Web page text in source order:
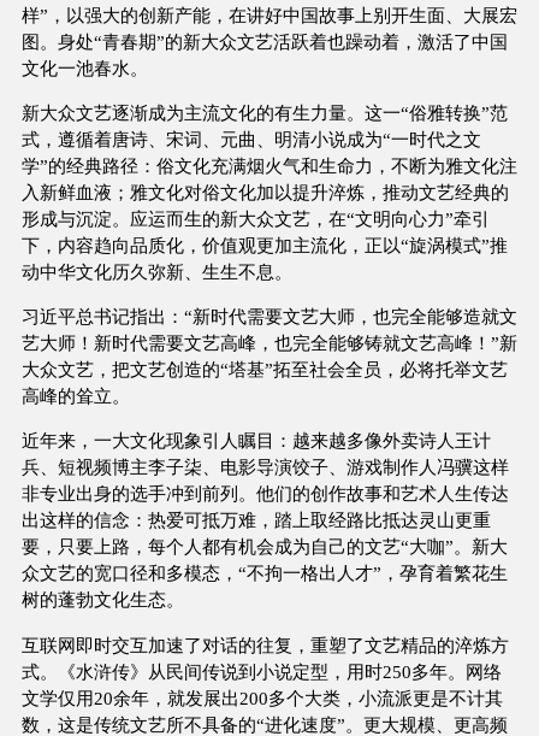
样”，以强大的创新产能，在讲好中国故事上别开生面、大展宏
图。身处“青春期”的新大众文艺活跃着也躁动着，激活了中国
文化一池春水。
新大众文艺逐渐成为主流文化的有生力量。这一“俗雅转换”范
式，遵循着唐诗、宋词、元曲、明清小说成为“一时代之文
学”的经典路径：俗文化充满烟火气和生命力，不断为雅文化注
入新鲜血液；雅文化对俗文化加以提升淬炼，推动文艺经典的
形成与沉淀。应运而生的新大众文艺，在“文明向心力”牵引
下，内容趋向品质化，价值观更加主流化，正以“旋涡模式”推
动中华文化历久弥新、生生不息。
习近平总书记指出：“新时代需要文艺大师，也完全能够造就文
艺大师！新时代需要文艺高峰，也完全能够铸就文艺高峰！”新
大众文艺，把文艺创造的“塔基”拓至社会全员，必将托举文艺
高峰的耸立。
近年来，一大文化现象引人瞩目：越来越多像外卖诗人王计
兵、短视频博主李子柒、电影导演饺子、游戏制作人冯骥这样
非专业出身的选手冲到前列。他们的创作故事和艺术人生传达
出这样的信念：热爱可抵万难，踏上取经路比抵达灵山更重
要，只要上路，每个人都有机会成为自己的文艺“大咖”。新大
众文艺的宽口径和多模态，“不拘一格出人才”，孕育着繁花生
树的蓬勃文化生态。
互联网即时交互加速了对话的往复，重塑了文艺精品的淬炼方
式。《水浒传》从民间传说到小说定型，用时250多年。网络
文学仅用20余年，就发展出200多个大类，小流派更是不计其
数，这是传统文艺所不具备的“进化速度”。更大规模、更高频